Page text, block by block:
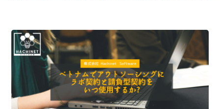
ームを増やすことができる ベトナムでの「アウトソーシ
ング」について、ラボ契約と請負型契約をいつ使用する
かを解説します！